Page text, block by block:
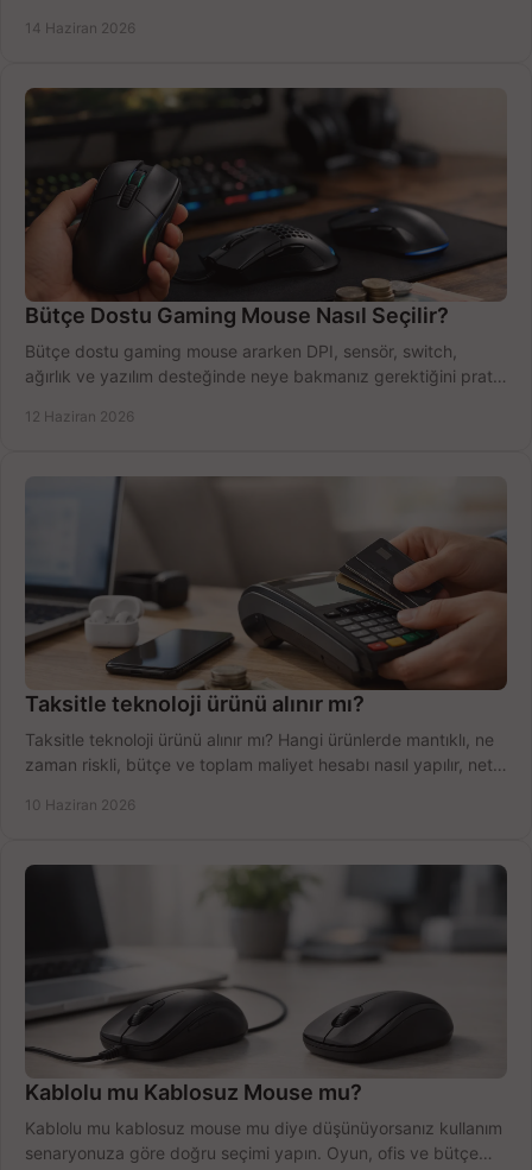
14 Haziran 2026
Bütçe Dostu Gaming Mouse Nasıl Seçilir?
Bütçe dostu gaming mouse ararken DPI, sensör, switch,
ağırlık ve yazılım desteğinde neye bakmanız gerektiğini pratik
12 Haziran 2026
Taksitle teknoloji ürünü alınır mı?
Taksitle teknoloji ürünü alınır mı? Hangi ürünlerde mantıklı, ne
zaman riskli, bütçe ve toplam maliyet hesabı nasıl yapılır, net
10 Haziran 2026
Kablolu mu Kablosuz Mouse mu?
Kablolu mu kablosuz mouse mu diye düşünüyorsanız kullanım
senaryonuza göre doğru seçimi yapın. Oyun, ofis ve bütçe